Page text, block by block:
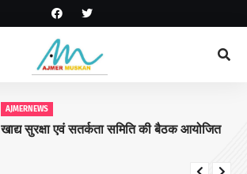
AJMERNEWS
खाद्य सुरक्षा एवं सतर्कता समिति की बैठक आयोजित